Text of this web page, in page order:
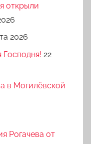
открыли
2026
22
в Могилёвской
Рогачева от